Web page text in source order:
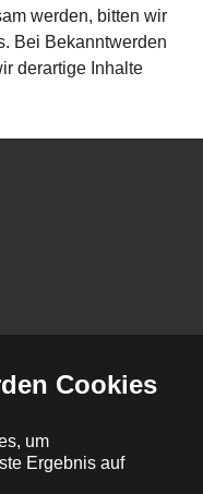
Cookies
um
Ergebnis auf
werden, bitten wir
Bei Bekanntwerden
derartige Inhalte